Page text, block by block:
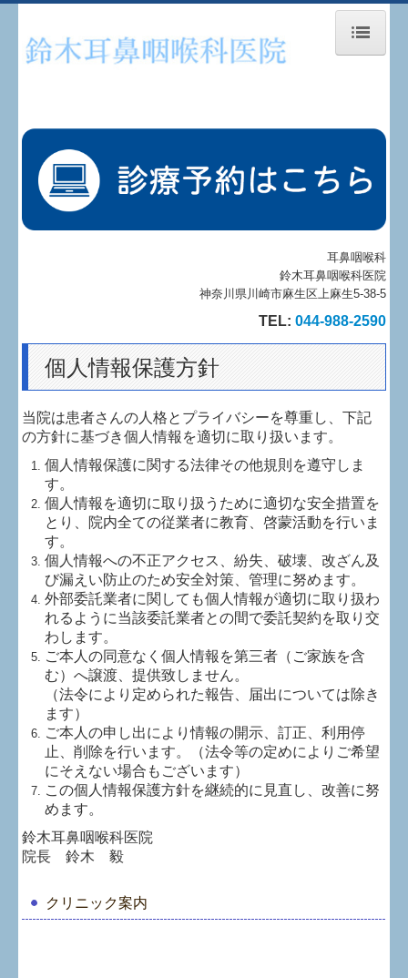
診療方針
診療内容
睡眠時無呼吸症候群
施設、設備のご案内
地図、交通案内
よくある質問
個人情報保護方針
耳鼻咽喉科
鈴木耳鼻咽喉科医院
神奈川県川崎市麻生区上麻生5-38-5
TEL: 044-988-2590
クリニック案内
個人情報保護方針
当院は患者さんの人格とプライバシーを尊重し、下記
の方針に基づき個人情報を適切に取り扱います。
個人情報保護に関する法律その他規則を遵守しま
す。
個人情報を適切に取り扱うために適切な安全措置を
とり、院内全ての従業者に教育、啓蒙活動を行いま
す。
個人情報への不正アクセス、紛失、破壊、改ざん及
び漏えい防止のため安全対策、管理に努めます。
外部委託業者に関しても個人情報が適切に取り扱わ
れるように当該委託業者との間で委託契約を取り交
わします。
ご本人の同意なく個人情報を第三者（ご家族を含
む）へ譲渡、提供致しません。
（法令により定められた報告、届出については除き
ます）
ご本人の申し出により情報の開示、訂正、利用停
止、削除を行います。（法令等の定めによりご希望
にそえない場合もございます）
この個人情報保護方針を継続的に見直し、改善に努
めます。
鈴木耳鼻咽喉科医院
院長 鈴木 毅